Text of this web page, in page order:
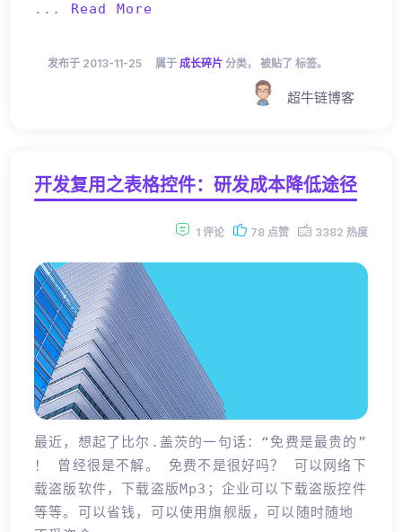
... Read More
发布于 2013-11-25 属于 成长碎片 分类， 被贴了 标签。
超牛链博客
开发复用之表格控件：研发成本降低途径
1 评论 78 点赞 3382 热度
最近，想起了比尔.盖茨的一句话：“免费是最贵的”
！ 曾经很是不解。 免费不是很好吗？ 可以网络下
载盗版软件，下载盗版mp3；企业可以下载盗版控件
等等。可以省钱，可以使用旗舰版，可以随时随地